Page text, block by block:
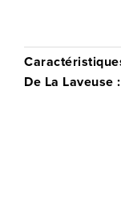
De La Laveuse :